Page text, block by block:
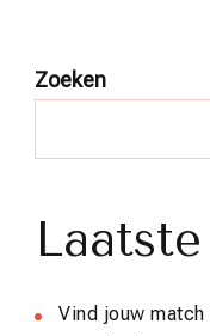
Zoeken
Vind jouw